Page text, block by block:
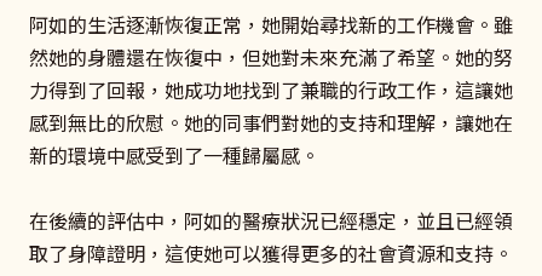
阿如的生活逐漸恢復正常，她開始尋找新的工作機會。雖
然她的身體還在恢復中，但她對未來充滿了希望。她的努
力得到了回報，她成功地找到了兼職的行政工作，這讓她
感到無比的欣慰。她的同事們對她的支持和理解，讓她在
新的環境中感受到了一種歸屬感。
在後續的評估中，阿如的醫療狀況已經穩定，並且已經領
取了身障證明，這使她可以獲得更多的社會資源和支持。